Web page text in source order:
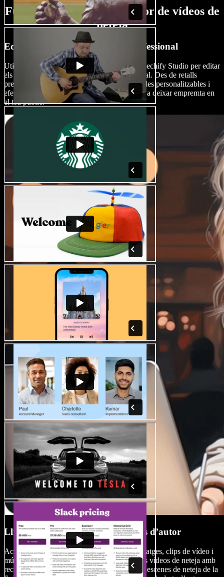
Funcions amb IA del creador de vídeos de
neteja
Edita vídeos de neteja com un professional
Utilitza les funcions d’edició de vídeo de Speechify Studio per editar
els teus vídeos de neteja com un/a professional. Des de retalls
precisos fins a transicions dinàmiques, plantilles personalitzables i
efectes captivadors, Speechify Studio t’ajuda a deixar empremta en
el teu públic.
Llibreria multimèdia lliure de drets d’autor
Accedeix a una àmplia llibreria d’arxius d’imatges, clips de vídeo i
música de fons d’alta qualitat. Millora els teus vídeos de neteja amb
recursos com gravacions de neteja de catifes, escenes de neteja de la